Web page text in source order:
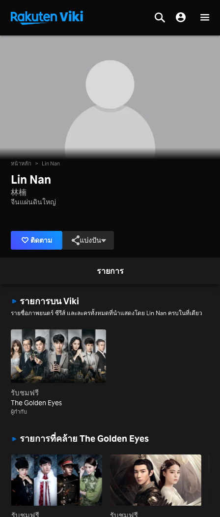
หน้าหลัก > Lin Nan
Lin Nan
林楠
จีนแผ่นดินใหญ่
ติดตาม แบ่งปัน
รายการ
รายการบน Viki
รายชื่อภาพยนตร์ ซีรีส์ และละครทั้งหมดที่นำแสดงโดย Lin Nan ครบในที่เดียว
รับชมฟรี
The Golden Eyes
ผู้กำกับ
รายการที่คล้าย The Golden Eyes